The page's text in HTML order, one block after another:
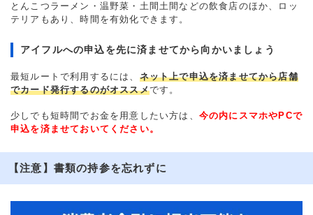
とんこつラーメン・温野菜・土間土間などの飲食店のほか、ロッ
テリアもあり、時間を有効化できます。
アイフルへの申込を先に済ませてから向かいましょう
最短ルートで利用するには、 ネット上で申込を済ませてから店舗
でカード発行するのがオススメです。
少しでも短時間でお金を用意したい方は、 今の内にスマホやPCで
申込を済ませておいてください。
【注意】書類の持参を忘れずに